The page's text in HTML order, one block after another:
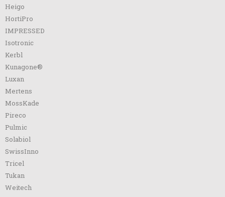
Heigo
HortiPro
IMPRESSED
Isotronic
Kerbl
Kunagone®
Luxan
Mertens
MossKade
Pireco
Pulmic
Solabiol
SwissInno
Tricel
Tukan
Weitech